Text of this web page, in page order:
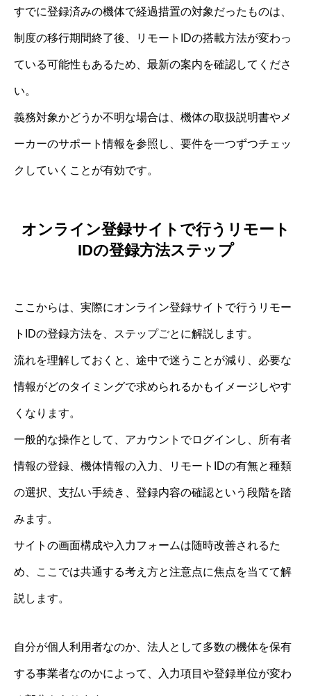
すでに登録済みの機体で経過措置の対象だったものは、
制度の移行期間終了後、リモートIDの搭載方法が変わっ
ている可能性もあるため、最新の案内を確認してくださ
い。
義務対象かどうか不明な場合は、機体の取扱説明書やメ
ーカーのサポート情報を参照し、要件を一つずつチェッ
クしていくことが有効です。
オンライン登録サイトで行うリモート
IDの登録方法ステップ
ここからは、実際にオンライン登録サイトで行うリモー
トIDの登録方法を、ステップごとに解説します。
流れを理解しておくと、途中で迷うことが減り、必要な
情報がどのタイミングで求められるかもイメージしやす
くなります。
一般的な操作として、アカウントでログインし、所有者
情報の登録、機体情報の入力、リモートIDの有無と種類
の選択、支払い手続き、登録内容の確認という段階を踏
みます。
サイトの画面構成や入力フォームは随時改善されるた
め、ここでは共通する考え方と注意点に焦点を当てて解
説します。
自分が個人利用者なのか、法人として多数の機体を保有
する事業者なのかによって、入力項目や登録単位が変わ